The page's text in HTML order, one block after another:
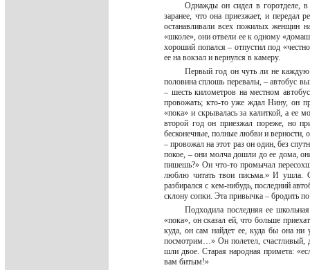
Однажды он сидел в горотделе, в
заранее, что она приезжает, и передал
останавливали всех пожилых женщин
«школе», они отвели ее к одному
хороший попался – отпустил под
ее на вокзал и вернулся в камеру.
Первый год он чуть ли не каждую
половина сплошь перевалы, – автобус
– шесть километров на местном
провожать; кто-то уже ждал Нину, он
«пока» и скрывалась за калиткой, а ее
второй год он приезжал пореже, но
бесконечные, полные любви и верности,
– провожал на этот раз он один, без
покое, – они молча дошли до ее дома,
пишешь?» Он что-то промычал
люблю читать твои письма.» И ушла.
разбирался с кем-нибудь, последний
склону сопки. Эта привычка – бродить
Подходила последняя ее
«пока», он сказал ей, что больше
куда, он сам найдет ее, куда бы она ни
посмотрим…» Он полетел, счастливый,
шли двое. Старая народная примета:
вам битым!»